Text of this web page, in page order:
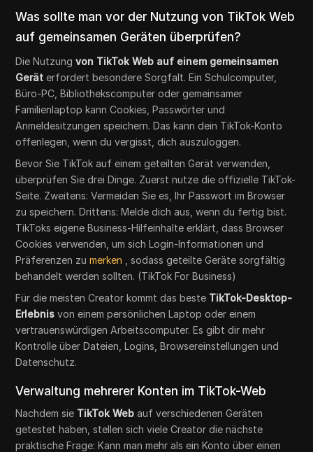
Was sollte man vor der Nutzung von TikTok Web
auf gemeinsamen Geräten überprüfen?
Die Nutzungvon TikTok Web auf einem gemeinsamen
Gerät erfordert besondere Sorgfalt. Ein Schulcomputer,
Büro-PC, Bibliothekscomputer oder gemeinsamer
Familienlaptop kann Cookies, Passwörter und
Anmeldesitzungen speichern. Das kann dein TikTok-Konto
offenlegen, wenn du vergisst, dich auszuloggen.
Bevor Sie TikTok auf einem geteilten Gerät verwenden,
überprüfen Sie drei Dinge. Zuerst nutze die offizielle TikTok-
Seite. Zweitens: Vermeiden Sie es, Ihr Passwort im Browser
zu speichern. Drittens: Melde dich aus, wenn du fertig bist.
TikToks eigene Business-Hilfeinhalte erklärt, dass Browser
Cookies verwenden, um sich Login-Informationen und
Präferenzen zumerken , sodass geteilte Geräte sorgfältig
behandelt werden sollten. (TikTok For Business)
Für die meisten Creator kommt das beste TikTok-Desktop-
Erlebnis von einem persönlichen Laptop oder einem
vertrauenswürdigen Arbeitscomputer. Es gibt dir mehr
Kontrolle über Dateien, Logins, Browsereinstellungen und
Datenschutz.
Verwaltung mehrerer Konten im TikTok-Web
Nachdem sie TikTok Web auf verschiedenen Geräten
getestet haben, stellen sich viele Creator die nächste
praktische Frage: Kann man mehr als ein Konto über einen